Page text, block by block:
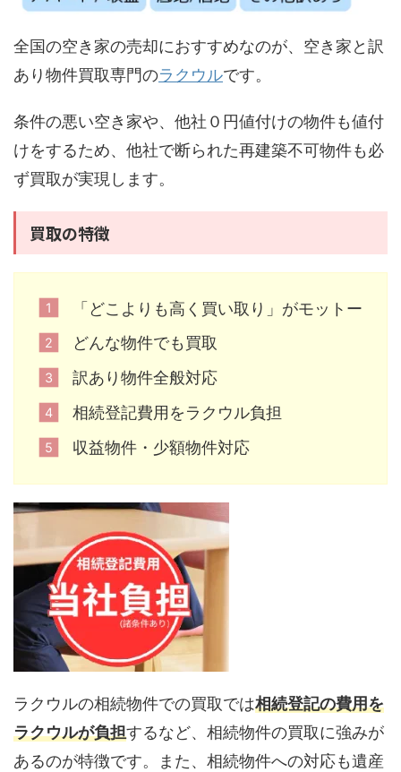
全国の空き家の売却におすすめなのが、空き家と訳
あり物件買取専門のラクウルです。
条件の悪い空き家や、他社０円値付けの物件も値付
けをするため、他社で断られた再建築不可物件も必
ず買取が実現します。
買取の特徴
「どこよりも高く買い取り」がモットー
どんな物件でも買取
訳あり物件全般対応
相続登記費用をラクウル負担
収益物件・少額物件対応
ラクウルの相続物件での買取では相続登記の費用を
ラクウルが負担するなど、相続物件の買取に強みが
あるのが特徴です。また、相続物件への対応も遺産